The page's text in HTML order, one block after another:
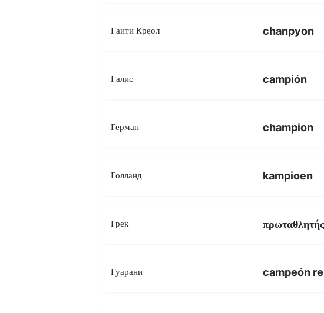
Гаити Креол chanpyon
Галис campión
Герман champion
Голланд kampioen
Грек πρωταθλητής
Гуарани campeón